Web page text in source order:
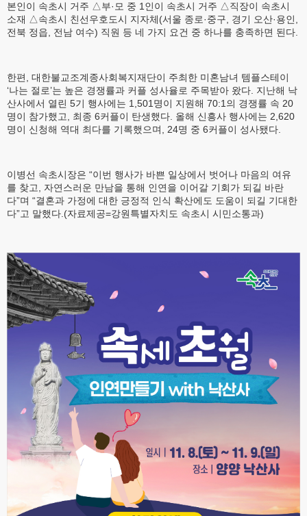
본인이 속초시 거주 △부·모 중 1인이 속초시 거주 △직장이 속초시
소재 △속초시 친선우호도시 지자체(서울 종로·중구, 경기 오산·용인,
전북 정읍, 전남 여수) 직원 등 네 가지 요건 중 하나를 충족하면 된다.
한편, 대한불교조계종사회복지재단이 주최한 미혼남녀 템플스테이
‘나는 절로’는 높은 경쟁률과 커플 성사율로 주목받아 왔다. 지난해 낙
산사에서 열린 5기 행사에는 1,501명이 지원해 70:1의 경쟁률 속 20
명이 참가했고, 최종 6커플이 탄생했다. 올해 신흥사 행사에는 2,620
명이 신청해 역대 최다를 기록했으며, 24명 중 6커플이 성사됐다.
이병선 속초시장은 “이번 행사가 바쁜 일상에서 벗어나 마음의 여유
를 찾고, 자연스러운 만남을 통해 인연을 이어갈 기회가 되길 바란
다”며 “결혼과 가정에 대한 긍정적 인식 확산에도 도움이 되길 기대한
다”고 말했다.(자료제공=강원특별자치도 속초시 시민소통과)